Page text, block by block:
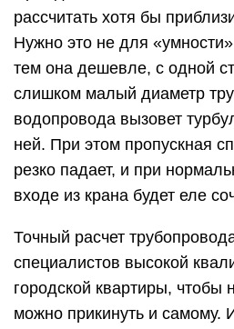
рассчитать хотя бы
Нужно это не для
тем она дешевле, с одной
слишком малый диаметр
водопровода вызовет
ней. При этом пропускная
резко падает, и при
входе из крана будет еле
Точный расчет
специалистов высокой
городской квартиры, чтобы
можно прикинуть и самому.